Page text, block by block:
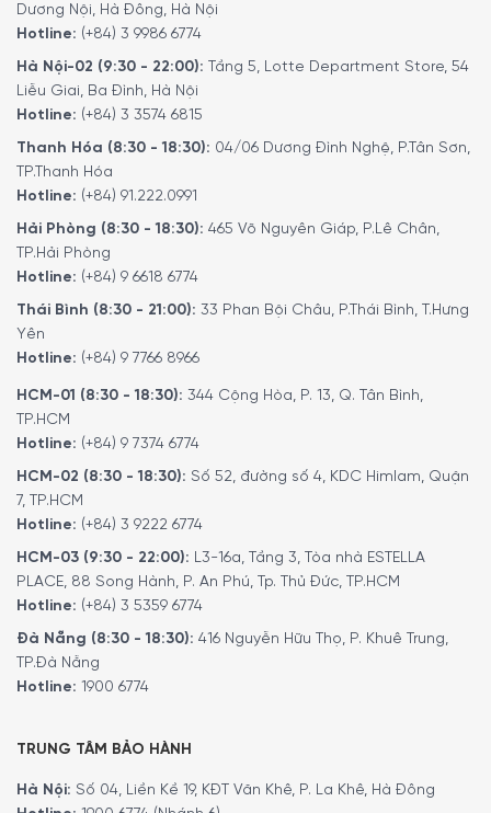
Dương Nội, Hà Đông, Hà Nội
Hotline: (+84) 3 9986 6774
Hà Nội-02 (9:30 - 22:00): Tầng 5, Lotte Department Store, 54
Liễu Giai, Ba Đình, Hà Nội
Hotline: (+84) 3 3574 6815
Thanh Hóa (8:30 - 18:30): 04/06 Dương Đình Nghệ, P.Tân Sơn,
TP.Thanh Hóa
Hotline: (+84) 91.222.0991
Hải Phòng (8:30 - 18:30): 465 Võ Nguyên Giáp, P.Lê Chân,
TP.Hải Phòng
Hotline: (+84) 9 6618 6774
Thái Bình (8:30 - 21:00): 33 Phan Bội Châu, P.Thái Bình, T.Hưng
Yên
Hotline: (+84) 9 7766 8966
HCM-01 (8:30 - 18:30): 344 Cộng Hòa, P. 13, Q. Tân Bình,
TP.HCM
Hotline: (+84) 9 7374 6774
HCM-02 (8:30 - 18:30): Số 52, đường số 4, KDC Himlam, Quận
7, TP.HCM
Hotline: (+84) 3 9222 6774
HCM-03 (9:30 - 22:00): L3-16a, Tầng 3, Tòa nhà ESTELLA
PLACE, 88 Song Hành, P. An Phú, Tp. Thủ Đức, TP.HCM
Hotline: (+84) 3 5359 6774
Đà Nẵng (8:30 - 18:30): 416 Nguyễn Hữu Thọ, P. Khuê Trung,
TP.Đà Nẵng
Hotline: 1900 6774
TRUNG TÂM BẢO HÀNH
Hà Nội: Số 04, Liền Kề 19, KĐT Văn Khê, P. La Khê, Hà Đông